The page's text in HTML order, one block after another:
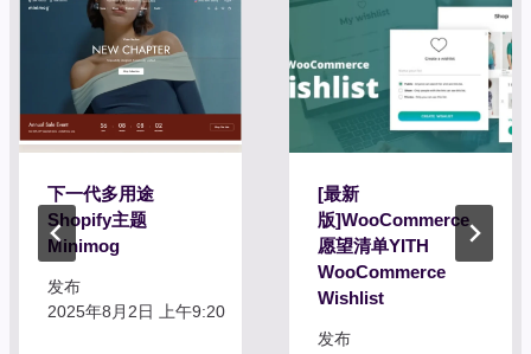
下一代多用途
Shopify主题
Minimog
发布
2025年8月2日 上午9:20
[最新
版]WooCommerce
愿望清单YITH
WooCommerce
Wishlist
发布